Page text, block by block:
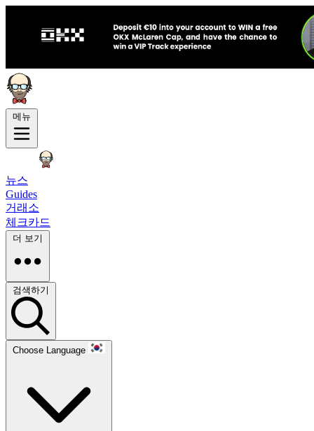
메뉴
뉴스
Guides
거래소
체크카드
더 보기
검색하기
Choose Language